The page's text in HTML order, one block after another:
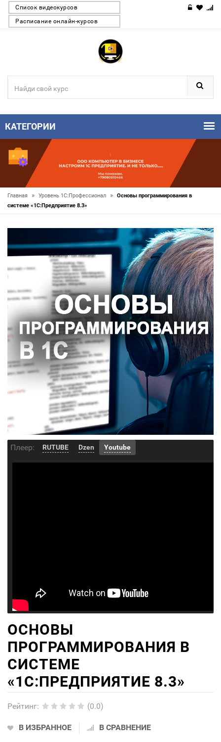
Список видеокурсов
Расписание онлайн-курсов
КАТЕГОРИИ
Главная » Уровень 1С:Профессионал »
Основы программирования в
системе «1C:Предприятие 8.3»
Плеер: RUTUBE Dzen Youtube
ОСНОВЫ
ПРОГРАММИРОВАНИЯ В
СИСТЕМЕ
«1C:ПРЕДПРИЯТИЕ 8.3»
Рейтинг: (0.0)
В ИЗБРАННОЕ В СРАВНЕНИЕ